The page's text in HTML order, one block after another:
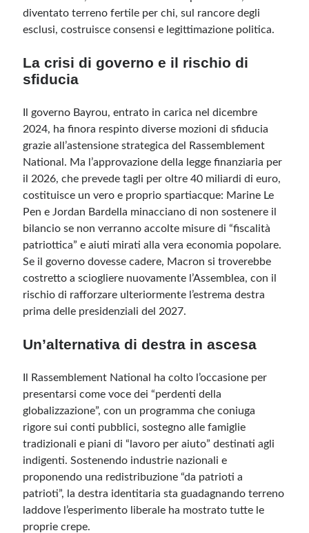
diventato terreno fertile per chi, sul rancore degli
esclusi, costruisce consensi e legittimazione politica.
La crisi di governo e il rischio di
sfiducia
Il governo Bayrou, entrato in carica nel dicembre
2024, ha finora respinto diverse mozioni di sfiducia
grazie all’astensione strategica del Rassemblement
National. Ma l’approvazione della legge finanziaria per
il 2026, che prevede tagli per oltre 40 miliardi di euro,
costituisce un vero e proprio spartiacque: Marine Le
Pen e Jordan Bardella minacciano di non sostenere il
bilancio se non verranno accolte misure di “fiscalità
patriottica” e aiuti mirati alla vera economia popolare.
Se il governo dovesse cadere, Macron si troverebbe
costretto a sciogliere nuovamente l’Assemblea, con il
rischio di rafforzare ulteriormente l’estrema destra
prima delle presidenziali del 2027.
Un’alternativa di destra in ascesa
Il Rassemblement National ha colto l’occasione per
presentarsi come voce dei “perdenti della
globalizzazione”, con un programma che coniuga
rigore sui conti pubblici, sostegno alle famiglie
tradizionali e piani di “lavoro per aiuto” destinati agli
indigenti. Sostenendo industrie nazionali e
proponendo una redistribuzione “da patrioti a
patrioti”, la destra identitaria sta guadagnando terreno
laddove l’esperimento liberale ha mostrato tutte le
proprie crepe.